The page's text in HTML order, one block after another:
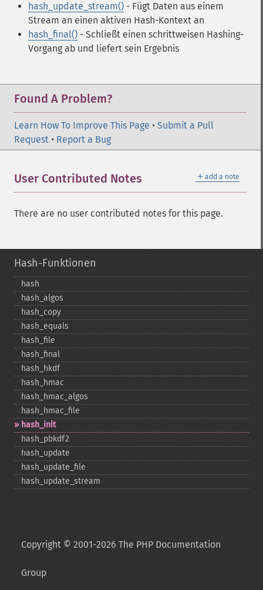
hash_update_stream() - Fügt Daten aus einem
Stream an einen aktiven Hash-Kontext an
hash_final() - Schließt einen schrittweisen Hashing-
Vorgang ab und liefert sein Ergebnis
Found A Problem?
Learn How To Improve This Page • Submit a Pull
Request • Report a Bug
＋ add a note
User Contributed Notes
There are no user contributed notes for this page.
Hash-Funktionen
hash
hash_​algos
hash_​copy
hash_​equals
hash_​file
hash_​final
hash_​hkdf
hash_​hmac
hash_​hmac_​algos
hash_​hmac_​file
hash_​init
hash_​pbkdf2
hash_​update
hash_​update_​file
hash_​update_​stream
Copyright © 2001-2026 The PHP Documentation
Group